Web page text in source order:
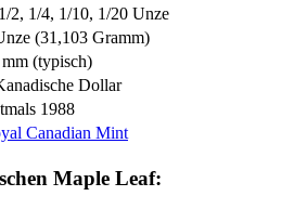
2, 1/4, 1/10, 1/20 Unze
(31,103 Gramm)
(typisch)
Dollar
1988
Canadian Mint
Maple Leaf: